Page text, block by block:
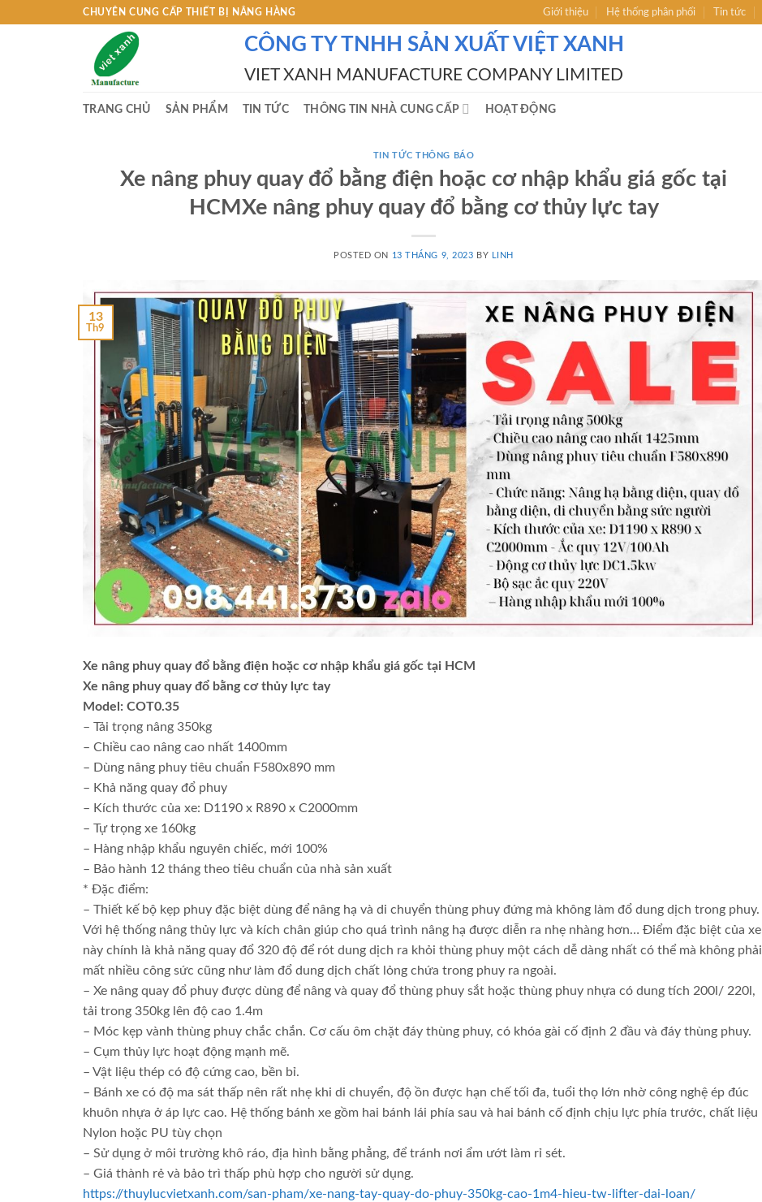
CHUYÊN CUNG CẤP THIẾT BỊ NÂNG HÀNG Giới thiệu Hệ thống phân phối Tin tức
CÔNG TY TNHH SẢN XUẤT VIỆT XANH
VIET XANH MANUFACTURE COMPANY LIMITED
TRANG CHỦ SẢN PHẨM TIN TỨC THÔNG TIN NHÀ CUNG CẤP HOẠT ĐỘNG
TIN TỨC THÔNG BÁO
Xe nâng phuy quay đổ bằng điện hoặc cơ nhập khẩu giá gốc tại
HCMXe nâng phuy quay đổ bằng cơ thủy lực tay
POSTED ON 13 THÁNG 9, 2023 BY LINH
13
Th9
Xe nâng phuy quay đổ bằng điện hoặc cơ nhập khẩu giá gốc tại HCM
Xe nâng phuy quay đổ bằng cơ thủy lực tay
Model: COT0.35
– Tải trọng nâng 350kg
– Chiều cao nâng cao nhất 1400mm
– Dùng nâng phuy tiêu chuẩn F580x890 mm
– Khả năng quay đổ phuy
– Kích thước của xe: D1190 x R890 x C2000mm
– Tự trọng xe 160kg
– Hàng nhập khẩu nguyên chiếc, mới 100%
– Bảo hành 12 tháng theo tiêu chuẩn của nhà sản xuất
* Đặc điểm:
– Thiết kế bộ kẹp phuy đặc biệt dùng để nâng hạ và di chuyển thùng phuy đứng mà không làm đổ dung dịch trong phuy.
Với hệ thống nâng thủy lực và kích chân giúp cho quá trình nâng hạ được diễn ra nhẹ nhàng hơn… Điểm đặc biệt của xe
này chính là khả năng quay đổ 320 độ để rót dung dịch ra khỏi thùng phuy một cách dễ dàng nhất có thể mà không phải
mất nhiều công sức cũng như làm đổ dung dịch chất lỏng chứa trong phuy ra ngoài.
– Xe nâng quay đổ phuy được dùng để nâng và quay đổ thùng phuy sắt hoặc thùng phuy nhựa có dung tích 200l/ 220l,
tải trong 350kg lên độ cao 1.4m
– Móc kẹp vành thùng phuy chắc chắn. Cơ cấu ôm chặt đáy thùng phuy, có khóa gài cố định 2 đầu và đáy thùng phuy.
– Cụm thủy lực hoạt động mạnh mẽ.
– Vật liệu thép có độ cứng cao, bền bỉ.
– Bánh xe có độ ma sát thấp nên rất nhẹ khi di chuyển, độ ồn được hạn chế tối đa, tuổi thọ lớn nhờ công nghệ ép đúc
khuôn nhựa ở áp lực cao. Hệ thống bánh xe gồm hai bánh lái phía sau và hai bánh cố định chịu lực phía trước, chất liệu
Nylon hoặc PU tùy chọn
– Sử dụng ở môi trường khô ráo, địa hình bằng phẳng, để tránh nơi ẩm ướt làm rỉ sét.
– Giá thành rẻ và bảo trì thấp phù hợp cho người sử dụng.
https://thuylucvietxanh.com/san-pham/xe-nang-tay-quay-do-phuy-350kg-cao-1m4-hieu-tw-lifter-dai-loan/